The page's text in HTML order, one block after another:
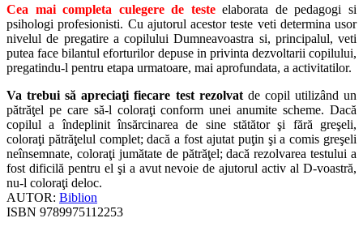
Cea mai completa culegere de teste elaborata de pedagogi si
psihologi profesionisti. Cu ajutorul acestor teste veti determina usor
nivelul de pregatire a copilului Dumneavoastra si, principalul, veti
putea face bilantul eforturilor depuse in privinta dezvoltarii copilului,
pregatindu-l pentru etapa urmatoare, mai aprofundata, a activitatilor.
Va trebui să apreciaţi fiecare test rezolvatde copil utilizând un
pătrăţel pe care să-l coloraţi conform unei anumite scheme. Dacă
copilul a îndeplinit însărcinarea de sine stătător şi fără greşeli,
coloraţi pătrăţelul complet; dacă a fost ajutat puţin şi a comis greşeli
neînsemnate, coloraţi jumătate de pătrăţel; dacă rezolvarea testului a
fost dificilă pentru el şi a avut nevoie de ajutorul activ al D-voastră,
nu-l coloraţi deloc.
AUTOR: Biblion
ISBN 9789975112253